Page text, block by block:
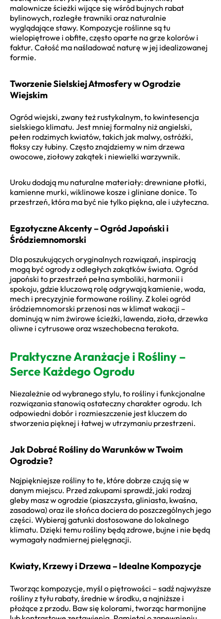
malownicze ścieżki wijące się wśród bujnych rabat
bylinowych, rozległe trawniki oraz naturalnie
wyglądające stawy. Kompozycje roślinne są tu
wielopiętrowe i obfite, często oparte na grze kolorów i
faktur. Całość ma naśladować naturę w jej idealizowanej
formie.
Tworzenie Sielskiej Atmosfery w Ogrodzie
Wiejskim
Ogród wiejski, zwany też rustykalnym, to kwintesencja
sielskiego klimatu. Jest mniej formalny niż angielski,
pełen rodzimych kwiatów, takich jak malwy, ostróżki,
floksy czy łubiny. Często znajdziemy w nim drzewa
owocowe, ziołowy zakątek i niewielki warzywnik.
Uroku dodają mu naturalne materiały: drewniane płotki,
kamienne murki, wiklinowe kosze i gliniane donice. To
przestrzeń, która ma być nie tylko piękna, ale i użyteczna.
Egzotyczne Akcenty – Ogród Japoński i
Śródziemnomorski
Dla poszukujących oryginalnych rozwiązań, inspiracją
mogą być ogrody z odległych zakątków świata. Ogród
japoński to przestrzeń pełna symboliki, harmonii i
spokoju, gdzie kluczową rolę odgrywają kamienie, woda,
mech i precyzyjnie formowane rośliny. Z kolei ogród
śródziemnomorski przenosi nas w klimat wakacji –
dominują w nim żwirowe ścieżki, lawenda, zioła, drzewka
oliwne i cytrusowe oraz wszechobecna terakota.
Praktyczne Aranżacje i Rośliny –
Serce Każdego Ogrodu
Niezależnie od wybranego stylu, to rośliny i funkcjonalne
rozwiązania stanowią ostateczny charakter ogrodu. Ich
odpowiedni dobór i rozmieszczenie jest kluczem do
stworzenia pięknej i łatwej w utrzymaniu przestrzeni.
Jak Dobrać Rośliny do Warunków w Twoim
Ogrodzie?
Najpiękniejsze rośliny to te, które dobrze czują się w
danym miejscu. Przed zakupami sprawdź, jaki rodzaj
gleby masz w ogrodzie (piaszczysta, gliniasta, kwaśna,
zasadowa) oraz ile słońca dociera do poszczególnych jego
części. Wybieraj gatunki dostosowane do lokalnego
klimatu. Dzięki temu rośliny będą zdrowe, bujne i nie będą
wymagały nadmiernej pielęgnacji.
Kwiaty, Krzewy i Drzewa – Idealne Kompozycje
Tworząc kompozycje, myśl o piętrowości – sadź najwyższe
rośliny z tyłu rabaty, średnie w środku, a najniższe i
płożące z przodu. Baw się kolorami, tworząc harmonijne